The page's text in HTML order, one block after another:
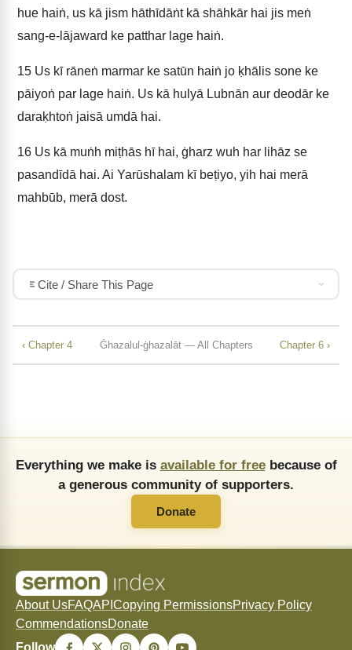
hue haiṅ, us kā jism hāthīdāṅt kā shāhkār hai jis meṅ
sang-e-lājaward ke patthar lage haiṅ.
15 Us kī rāneṅ marmar ke satūn haiṅ jo ḳhālis sone ke
pāiyoṅ par lage haiṅ. Us kā hulyā Lubnān aur deodār ke
daraḳhtoṅ jaisā umdā hai.
16 Us kā muṅh miṭhās hī hai, ġharz wuh har lihāz se
pasandīdā hai. Ai Yarūshalam kī beṭiyo, yih hai merā
mahbūb, merā dost.
Cite / Share This Page
‹ Chapter 4 Ġhazalul-ġhazalāt — All Chapters Chapter 6 ›
Everything we make is available for freebecause of
a generous community of supporters.
Donate
About UsFAQAPI Copying PermissionsPrivacy Policy
CommendationsDonate